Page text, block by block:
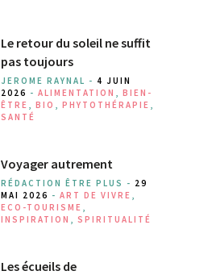
Le retour du soleil ne suffit
pas toujours
JEROME RAYNAL - 4 JUIN
2026 - ALIMENTATION
BIEN-
ÊTRE
BIO PHYTOTHÉRAPIE
SANTÉ
Voyager autrement
RÉDACTION ÊTRE PLUS - 29
MAI 2026 - ART DE VIVRE
ECO-TOURISME
INSPIRATION
SPIRITUALITÉ
Les écueils de